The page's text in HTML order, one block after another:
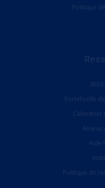
Politique
SBS
Portefeuille
Calendrier
Aide
Politique de